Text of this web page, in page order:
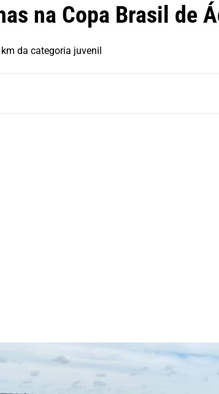
na Copa Brasil de
da categoria juvenil